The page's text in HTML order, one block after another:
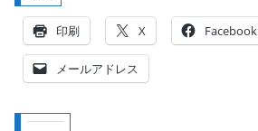
印刷 X Facebook
メールアドレス